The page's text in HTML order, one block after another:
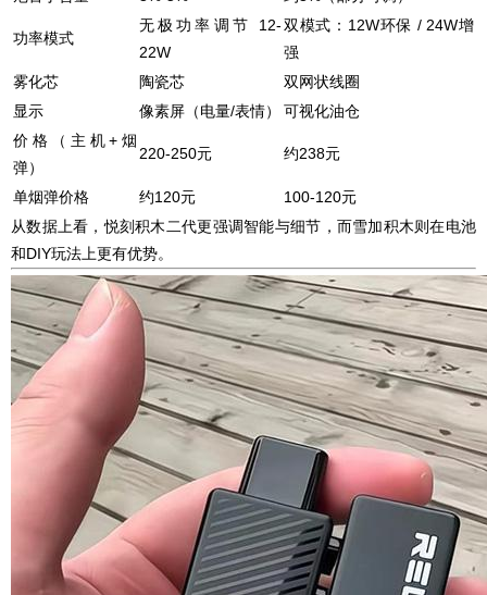
功率模式
无极功率调节 12-
22W
双模式：12W环保 / 24W增
强
雾化芯
陶瓷芯
双网状线圈
显示
像素屏（电量/表情）
可视化油仓
价格（主机+烟
弹）
220-250元 约238元
单烟弹价格 约120元
100-120元
从数据上看，悦刻积木二代更强调智能与细节，而雪加积木则在电池
和DIY玩法上更有优势。